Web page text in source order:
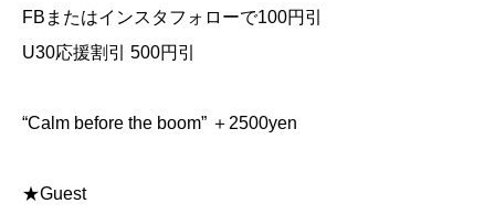
FBまたはインスタフォローで100円引
U30応援割引 500円引
“Calm before the boom” ＋2500yen
★Guest